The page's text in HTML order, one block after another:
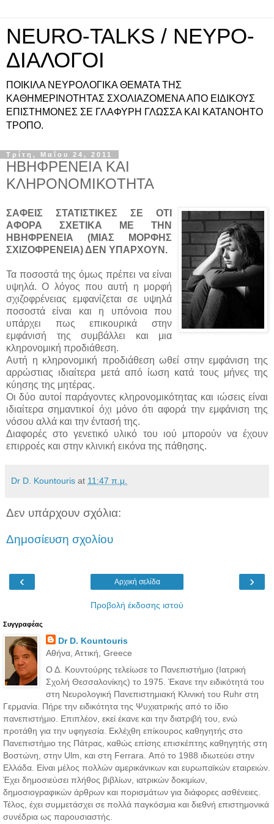
NEURO-TALKS / ΝΕΥΡΟ-
ΔΙΑΛΟΓΟΙ
ΠΟΙΚΙΛΑ ΝΕΥΡΟΛΟΓΙΚΑ ΘΕΜΑΤΑ ΤΗΣ
ΚΑΘΗΜΕΡΙΝΟΤΗΤΑΣ ΣΧΟΛΙΑΖΟΜΕΝΑ ΑΠΟ ΕΙΔΙΚΟΥΣ
ΕΠΙΣΤΗΜΟΝΕΣ ΣΕ ΓΛΑΦΥΡΗ ΓΛΩΣΣΑ ΚΑΙ ΚΑΤΑΝΟΗΤΟ
ΤΡΟΠΟ.
Τρίτη, Μαΐου 24, 2011
ΗΒΗΦΡΕΝΕΙΑ ΚΑΙ
ΚΛΗΡΟΝΟΜΙΚΟΤΗΤΑ
ΣΑΦΕΙΣ ΣΤΑΤΙΣΤΙΚΕΣ ΣΕ ΟΤΙ
ΑΦΟΡΑ ΣΧΕΤΙΚΑ ΜΕ ΤΗΝ
ΗΒΗΦΡΕΝΕΙΑ (ΜΙΑΣ ΜΟΡΦΗΣ
ΣΧΙΖΟΦΡΕΝΕΙΑ) ΔΕΝ ΥΠΑΡΧΟΥΝ.
Τα ποσοστά της όμως πρέπει να είναι
υψηλά. Ο λόγος που αυτή η μορφή
σχιζοφρένειας εμφανίζεται σε υψηλά
ποσοστά είναι και η υπόνοια που
υπάρχει πως επικουρικά στην
εμφάνισή της συμβάλλει και μια
κληρονομική προδιάθεση.
Αυτή η κληρονομική προδιάθεση ωθεί στην εμφάνιση της
αρρώστιας ιδιαίτερα μετά από ίωση κατά τους μήνες της
κύησης της μητέρας.
Οι δύο αυτοί παράγοντες κληρονομικότητας και ιώσεις είναι
ιδιαίτερα σημαντικοί όχι μόνο ότι αφορά την εμφάνιση της
νόσου αλλά και την έντασή της.
Διαφορές στο γενετικό υλικό του ιού μπορούν να έχουν
επιρροές και στην κλινική εικόνα της πάθησης.
Dr D. Kountouris at 11:47 π.μ.
Δεν υπάρχουν σχόλια:
Δημοσίευση σχολίου
‹ ›
Αρχική σελίδα
Προβολή έκδοσης ιστού
Συγγραφέας
Dr D. Kountouris
Αθήνα, Αττική, Greece
Ο Δ. Κουντούρης τελείωσε το Πανεπιστήμιο (Ιατρική
Σχολή Θεσσαλονίκης) το 1975. Έκανε την ειδικότητά του
στη Νευρολογική Πανεπιστημιακή Κλινική του Ruhr στη
Γερμανία. Πήρε την ειδικότητα της Ψυχιατρικής από το ίδιο
πανεπιστήμιο. Επιπλέον, εκεί έκανε και την διατριβή του, ενώ
προτάθη για την υφηγεσία. Εκλέχθη επίκουρος καθηγητής στο
Πανεπιστήμιο της Πάτρας, καθώς επίσης επισκέπτης καθηγητής στη
Βοστώνη, στην Ulm, και στη Ferrara. Από το 1988 ιδιωτεύει στην
Ελλάδα. Είναι μέλος πολλών αμερικάνικων και ευρωπαϊκών εταιρειών.
Έχει δημοσιεύσει πλήθος βιβλίων, ιατρικών δοκιμίων,
δημοσιογραφικών άρθρων και πορισμάτων για διάφορες ασθένειες.
Τέλος, έχει συμμετάσχει σε πολλά παγκόσμια και διεθνή επιστημονικά
συνέδρια ως παρουσιαστής.